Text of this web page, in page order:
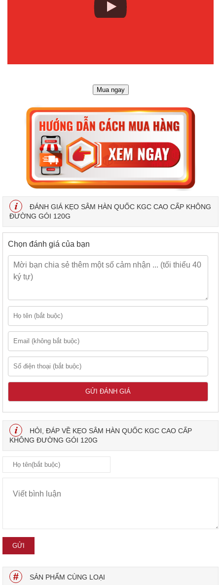
Mua ngay
ĐÁNH GIÁ KẸO SÂM HÀN QUỐC KGC CAO CẤP KHÔNG
ĐƯỜNG GÓI 120G
Chọn đánh giá của bạn
HỎI, ĐÁP VỀ KẸO SÂM HÀN QUỐC KGC CAO CẤP
KHÔNG ĐƯỜNG GÓI 120G
SẢN PHẨM CÙNG LOẠI